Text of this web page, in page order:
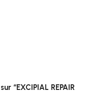
“EXCIPIAL REPAIR